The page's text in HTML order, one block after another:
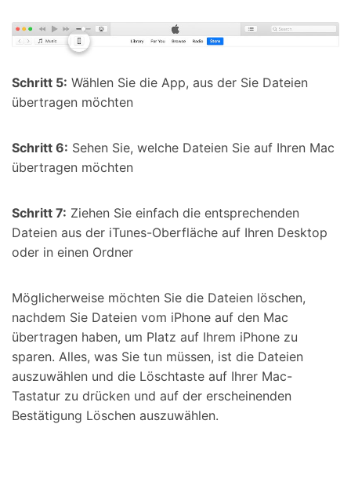
Schritt 5: Wählen Sie die App, aus der Sie Dateien
übertragen möchten
Schritt 6: Sehen Sie, welche Dateien Sie auf Ihren Mac
übertragen möchten
Schritt 7: Ziehen Sie einfach die entsprechenden
Dateien aus der iTunes-Oberfläche auf Ihren Desktop
oder in einen Ordner
Möglicherweise möchten Sie die Dateien löschen,
nachdem Sie Dateien vom iPhone auf den Mac
übertragen haben, um Platz auf Ihrem iPhone zu
sparen. Alles, was Sie tun müssen, ist die Dateien
auszuwählen und die Löschtaste auf Ihrer Mac-
Tastatur zu drücken und auf der erscheinenden
Bestätigung Löschen auszuwählen.